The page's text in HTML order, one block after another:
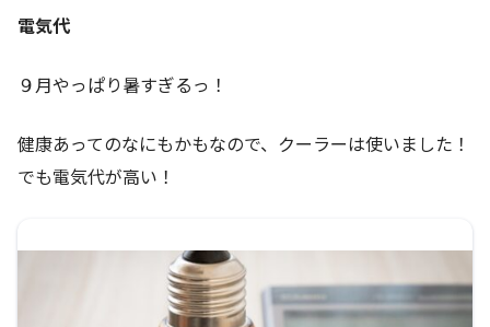
電気代
９月やっぱり暑すぎるっ！
健康あってのなにもかもなので、クーラーは使いました！
でも電気代が高い！